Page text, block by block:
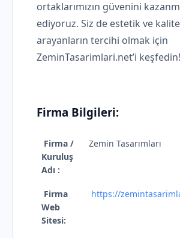
ortaklarımızın güvenini
ediyoruz. Siz de estetik ve
arayanların tercihi olmak için
ZeminTasarimlari.net’i keşfedin!
Firma Bilgileri:
Firma /
Kuruluş
Adı :
Zemin Tasarımları
Firma
Web
Sitesi:
https://